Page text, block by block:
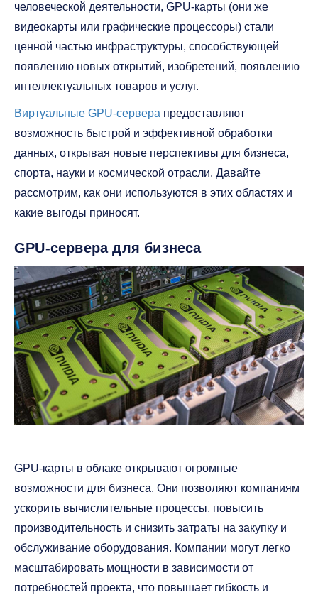
человеческой деятельности, GPU-карты (они же
видеокарты или графические процессоры) стали
ценной частью инфраструктуры, способствующей
появлению новых открытий, изобретений, появлению
интеллектуальных товаров и услуг.
Виртуальные GPU-сервера предоставляют
возможность быстрой и эффективной обработки
данных, открывая новые перспективы для бизнеса,
спорта, науки и космической отрасли. Давайте
рассмотрим, как они используются в этих областях и
какие выгоды приносят.
GPU-сервера для бизнеса
GPU-карты в облаке открывают огромные
возможности для бизнеса. Они позволяют компаниям
ускорить вычислительные процессы, повысить
производительность и снизить затраты на закупку и
обслуживание оборудования. Компании могут легко
масштабировать мощности в зависимости от
потребностей проекта, что повышает гибкость и